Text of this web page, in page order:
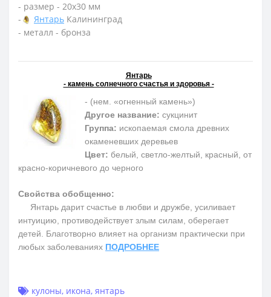
- размер - 20х30 мм
-
Янтарь Калининград
- металл - бронза
Янтарь
- камень солнечного счастья и здоровья -
- (нем. «огненный камень»)
Другое название: сукцинит
Группа: ископаемая смола древних
окаменевших деревьев
Цвет: белый, светло-желтый, красный, от
красно-коричневого до черного
Свойства обобщенно:
Янтарь дарит счастье в любви и дружбе, усиливает
интуицию, противодействует злым силам, оберегает
детей. Благотворно влияет на организм практически при
любых заболеваниях ПОДРОБНЕЕ
кулоны, икона, янтарь